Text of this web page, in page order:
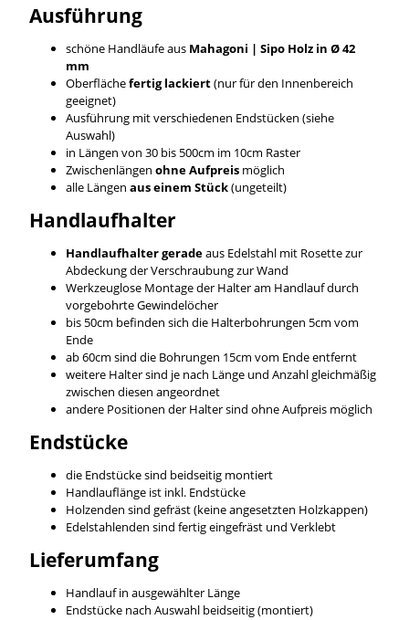
Ausführung
schöne Handläufe aus Mahagoni | Sipo Holz in Ø 42
mm
Oberflächefertig lackiert(nur für den Innenbereich
geeignet)
Ausführung mit verschiedenen Endstücken (siehe
Auswahl)
in Längen von 30 bis 500cm im 10cm Raster
Zwischenlängen ohne Aufpreis möglich
alle Längen aus einem Stück(ungeteilt)
Handlaufhalter
Handlaufhalter geradeaus Edelstahl mit Rosette zur
Abdeckung der Verschraubung zur Wand
Werkzeuglose Montage der Halter am Handlauf durch
vorgebohrte Gewindelöcher
bis 50cm befinden sich die Halterbohrungen 5cm vom
Ende
ab 60cm sind die Bohrungen 15cm vom Ende entfernt
weitere Halter sind je nach Länge und Anzahl gleichmäßig
zwischen diesen angeordnet
andere Positionen der Halter sind ohne Aufpreis möglich
Endstücke
die Endstücke sind beidseitig montiert
Handlauflänge ist inkl. Endstücke
Holzenden sind gefräst (keine angesetzten Holzkappen)
Edelstahlenden sind fertig eingefräst und Verklebt
Lieferumfang
Handlauf in ausgewählter Länge
Endstücke nach Auswahl beidseitig (montiert)